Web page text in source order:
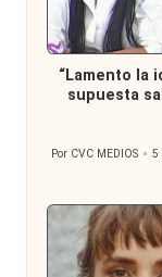
Publicada
en
“Lamento la
supuesta
Publicado
Por CVC MEDIOS 5